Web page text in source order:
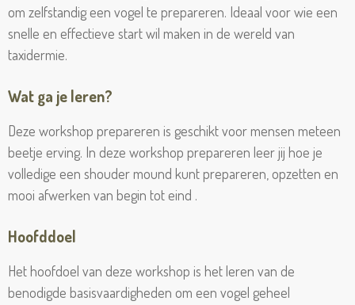
om zelfstandig een vogel te prepareren. Ideaal voor wie een
snelle en effectieve start wil maken in de wereld van
taxidermie.
Wat ga je leren?
Deze workshop prepareren is geschikt voor mensen meteen
beetje erving. In deze workshop prepareren leer jij hoe je
volledige een shouder mound kunt prepareren, opzetten en
mooi afwerken van begin tot eind .
Hoofddoel
Het hoofdoel van deze workshop is het leren van de
benodigde basisvaardigheden om een vogel geheel